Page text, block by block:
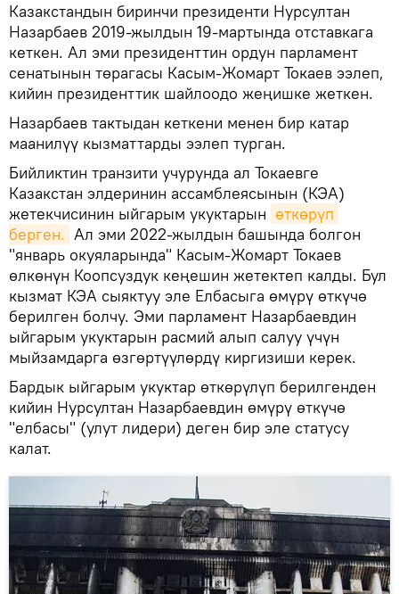
Казакстандын биринчи президенти Нурсултан
Назарбаев 2019-жылдын 19-мартында отставкага
кеткен. Ал эми президенттин ордун парламент
сенатынын төрагасы Касым-Жомарт Токаев ээлеп,
кийин президенттик шайлоодо жеңишке жеткен.
Назарбаев тактыдан кеткени менен бир катар
маанилүү кызматтарды ээлеп турган.
Бийликтин транзити учурунда ал Токаевге
Казакстан элдеринин ассамблеясынын (КЭА)
жетекчисинин ыйгарым укуктарын өткөрүп
берген. Ал эми 2022-жылдын башында болгон
"январь окуяларында" Касым-Жомарт Токаев
өлкөнүн Коопсуздук кеңешин жетектеп калды. Бул
кызмат КЭА сыяктуу эле Елбасыга өмүрү өткүчө
берилген болчу. Эми парламент Назарбаевдин
ыйгарым укуктарын расмий алып салуу үчүн
мыйзамдарга өзгөртүүлөрдү киргизиши керек.
Бардык ыйгарым укуктар өткөрүлүп берилгенден
кийин Нурсултан Назарбаевдин өмүрү өткүчө
"елбасы" (улут лидери) деген бир эле статусу
калат.